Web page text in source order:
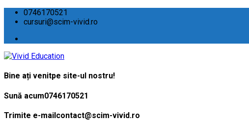
0746170521
cursuri@scim-vivid.ro
Bine ați venitpe site-ul nostru!
Sună acum0746170521
Trimite e-mailcontact@scim-vivid.ro